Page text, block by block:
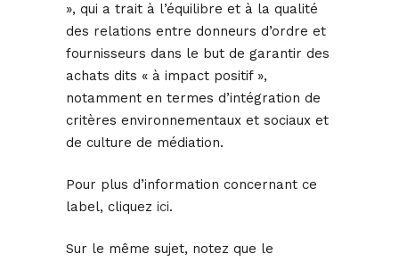
», qui a trait à l’équilibre et à la qualité
des relations entre donneurs d’ordre et
fournisseurs dans le but de garantir des
achats dits « à impact positif »,
notamment en termes d’intégration de
critères environnementaux et sociaux et
de culture de médiation.
Pour plus d’information concernant ce
label, cliquez ici.
Sur le même sujet, notez que le